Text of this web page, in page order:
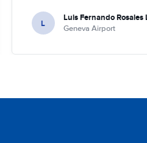
L Luis Fernando Rosales
Geneva Airport